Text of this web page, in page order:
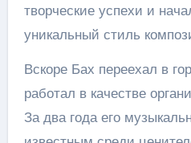
творческие успехи и
уникальный стиль
Вскоре Бах переехал в
работал в качестве
За два года его